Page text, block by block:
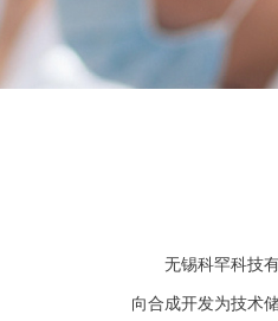
无锡科罕科技
向合成开发为技术储